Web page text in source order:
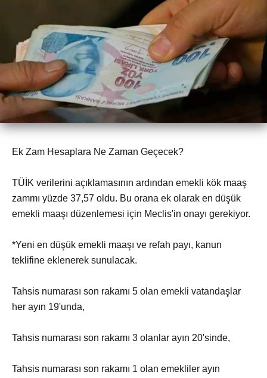
Ek Zam Hesaplara Ne Zaman Geçecek?
TÜİK verilerini açıklamasının ardından emekli kök maaş
zammı yüzde 37,57 oldu. Bu orana ek olarak en düşük
emekli maaşı düzenlemesi için Meclis'in onayı gerekiyor.
*Yeni en düşük emekli maaşı ve refah payı, kanun
teklifine eklenerek sunulacak.
Tahsis numarası son rakamı 5 olan emekli vatandaşlar
her ayın 19'unda,
Tahsis numarası son rakamı 3 olanlar ayın 20'sinde,
Tahsis numarası son rakamı 1 olan emekliler ayın